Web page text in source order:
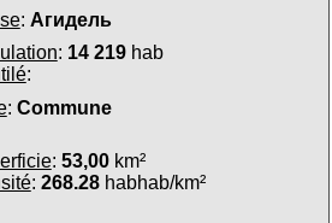
: Агидель
: 14 219hab
:
: Commune
: 53,00km²
: 268.28habhab/km²